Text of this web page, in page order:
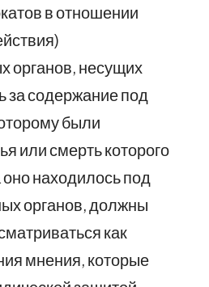
в отношении
органов, несущих
за содержание под
были
или смерть которого
находилось под
органов, должны
как
мнения, которые